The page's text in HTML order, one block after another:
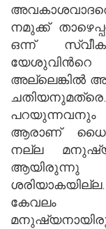
നമുക്ക്
ഒന്ന്
യേശുവിന്‍റെ
അല്ലെങ്കില്‍
ആരാണ്
നല്ല
ആയിരുന്നു